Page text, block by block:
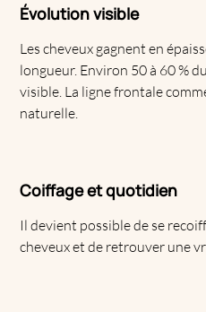
Évolution visible
Les cheveux gagnent en
longueur. Environ 50 à 60 %
visible. La ligne frontale
naturelle.
Coiffage et quotidien
Il devient possible de se
cheveux et de retrouver une